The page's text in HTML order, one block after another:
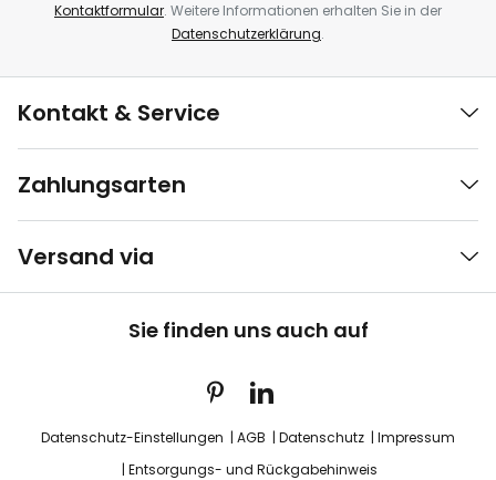
Kontaktformular. Weitere Informationen erhalten Sie in der
Datenschutzerklärung.
Kontakt & Service
Zahlungsarten
Versand via
Sie finden uns auch auf
Datenschutz-Einstellungen AGB Datenschutz
Impressum
Entsorgungs- und Rückgabehinweis